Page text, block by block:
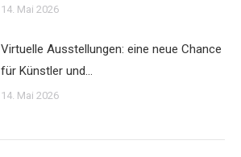
14. Mai 2026
Virtuelle Ausstellungen: eine neue Chance
für Künstler und…
14. Mai 2026